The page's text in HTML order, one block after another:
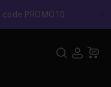
PROMO10